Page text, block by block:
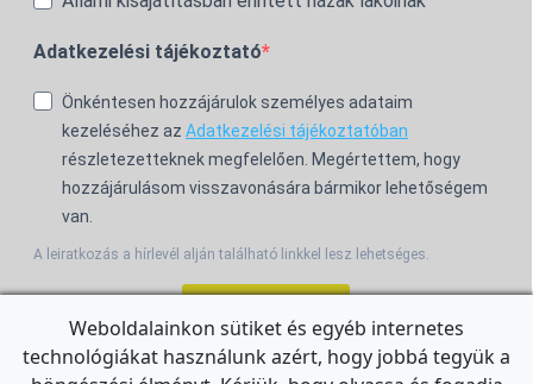
Adatkezelési tájékoztató
Önkéntesen hozzájárulok személyes adataim
kezeléséhez az Adatkezelési tájékoztatóban
részletezetteknek megfelelően. Megértettem, hogy
hozzájárulásom visszavonására bármikor lehetőségem
van.
A leiratkozás a hírlevél alján található linkkel lesz lehetséges.
For the English Newsletter, clickHERE.
Weboldalainkon sütiket és egyéb internetes
technológiákat használunk azért, hogy jobbá tegyük a